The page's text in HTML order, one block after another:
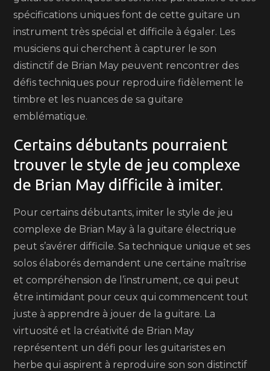
spécifications uniques font de cette guitare un
instrument très spécial et difficile à égaler. Les
musiciens qui cherchent à capturer le son
distinctif de Brian May peuvent rencontrer des
défis techniques pour reproduire fidèlement le
timbre et les nuances de sa guitare
emblématique.
Certains débutants pourraient
trouver le style de jeu complexe
de Brian May difficile à imiter.
Pour certains débutants, imiter le style de jeu
complexe de Brian May à la guitare électrique
peut s’avérer difficile. Sa technique unique et ses
solos élaborés demandent une certaine maîtrise
et compréhension de l’instrument, ce qui peut
être intimidant pour ceux qui commencent tout
juste à apprendre à jouer de la guitare. La
virtuosité et la créativité de Brian May
représentent un défi pour les guitaristes en
herbe qui aspirent à reproduire son son distinctif